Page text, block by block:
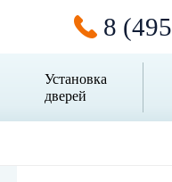
8
Установка
дверей